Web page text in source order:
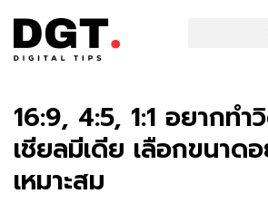
16:9, 4:5, 1:1 อยากทำ
เชียลมีเดีย เลือกขนาดอ
เหมาะสม